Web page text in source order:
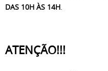
DAS 10H ÀS 14H.
ATENÇÃO!!!